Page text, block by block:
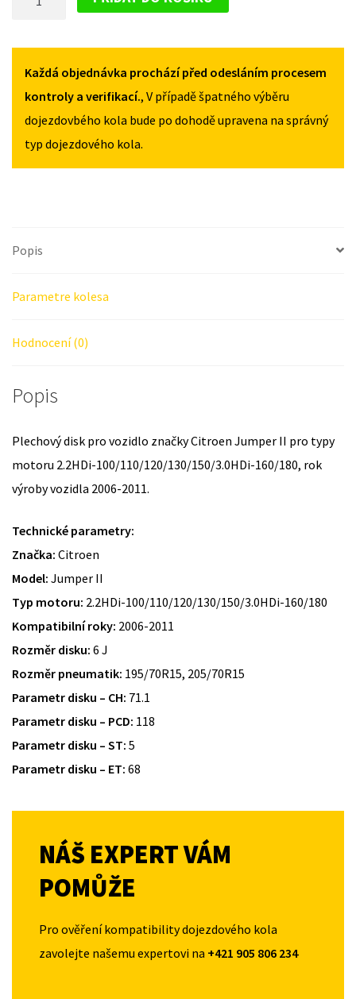
DISK
CITROEN
JUMPER
2011
MNOŽSTVÍ
Každá objednávka prochází před odesláním procesem
kontroly a verifikací., V případě špatného výběru
dojezdovbého kola bude po dohodě upravena na správný
typ dojezdového kola.
Popis
Parametre kolesa
Hodnocení (0)
Popis
Plechový disk pro vozidlo značky Citroen Jumper II pro typy
motoru 2.2HDi-100/110/120/130/150/3.0HDi-160/180, rok
výroby vozidla 2006-2011.
Technické parametry:
Značka: Citroen
Model: Jumper II
Typ motoru: 2.2HDi-100/110/120/130/150/3.0HDi-160/180
Kompatibilní roky: 2006-2011
Rozměr disku: 6 J
Rozměr pneumatik: 195/70R15, 205/70R15
Parametr disku – CH: 71.1
Parametr disku – PCD: 118
Parametr disku – ST: 5
Parametr disku – ET: 68
NÁŠ EXPERT VÁM
POMŮŽE
Pro ověření kompatibility dojezdového kola
zavolejte našemu expertovi na +421 905 806 234